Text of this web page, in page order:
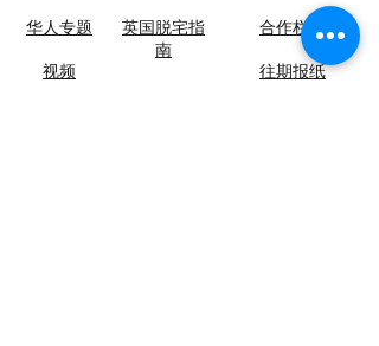
华人专题
视频
英国脱宅指
南
合作栏目
​往期报纸